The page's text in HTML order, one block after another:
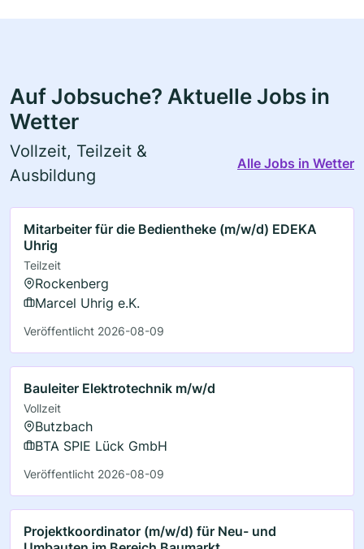
Auf Jobsuche? Aktuelle Jobs in
Wetter
Vollzeit, Teilzeit &
Ausbildung
Alle Jobs in Wetter
Mitarbeiter für die Bedientheke (m/w/d) EDEKA
Uhrig
Teilzeit
Rockenberg
Marcel Uhrig e.K.
Veröffentlicht 2026-08-09
Bauleiter Elektrotechnik m/w/d
Vollzeit
Butzbach
BTA SPIE Lück GmbH
Veröffentlicht 2026-08-09
Projektkoordinator (m/w/d) für Neu- und